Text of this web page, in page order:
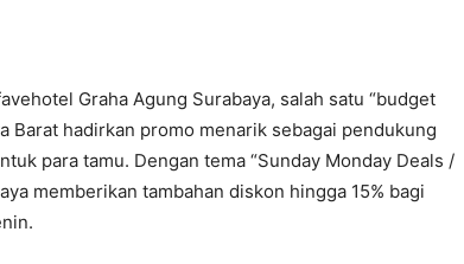
Graha Agung Surabaya, salah satu “budget
Barat hadirkan promo menarik sebagai pendukung
para tamu. Dengan tema “Sunday Monday Deals /
memberikan tambahan diskon hingga 15% bagi